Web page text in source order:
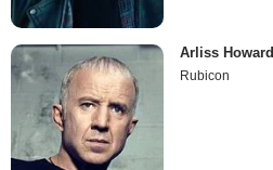
Arliss Howard
Rubicon